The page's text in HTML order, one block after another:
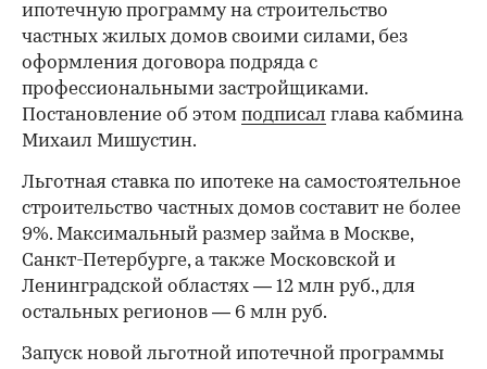
ипотечную программу на строительство
частных жилых домов своими силами, без
оформления договора подряда с
профессиональными застройщиками.
Постановление об этом подписал глава кабмина
Михаил Мишустин.
Льготная ставка по ипотеке на самостоятельное
строительство частных домов составит не более
9%. Максимальный размер займа в Москве,
Санкт-Петербурге, а также Московской и
Ленинградской областях — 12 млн руб., для
остальных регионов — 6 млн руб.
Запуск новой льготной ипотечной программы